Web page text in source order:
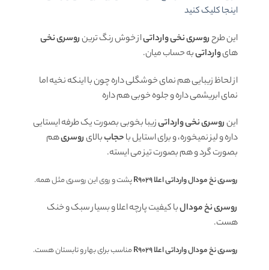
اینجا کلیک کنید
این طرحروسری نخی وارداتیاز خوش رنگ ترینروسری نخی
هایوارداتیبه حساب میان.
از لحاظ زیبایی هم نمای خوشگلی داره چون با اینکه نخیه اما
نمای ابریشمی داره و جلوه خوبی هم داره
اینروسری نخی وارداتیزیبا بخوبی بصورت یک طرفه ایستایی
داره و لیز نمیخوره، و برای استایل باحجاببالایروسریهم
بصورت گرد و هم بصورت تیز می ایسته.
روسری نخ مودال وارداتی اعلا R9029 پشت و روی این روسری مثل همه.
روسری نخ مودالبا کیفیت پارچه اعلا و بسیار سبک و خنک
هست.
روسری نخ مودال وارداتی اعلا R9029 مناسب برای بهار و تابستان هست.